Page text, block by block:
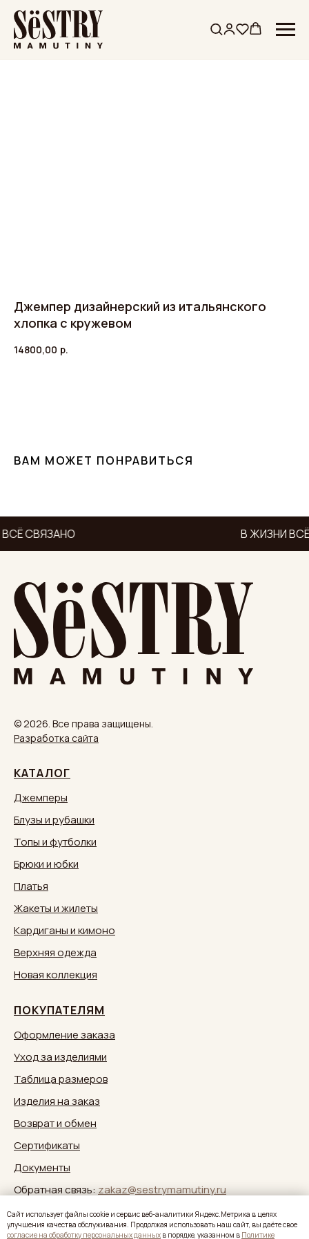
Caйт иcпoльзуeт фaйлы cookie и cepвиc вeб-aнaлитики Яндeкc.Мeтpикa в целях
улучшения качества обслуживания. Продолжая использовать наш сайт, вы дaётe свое
согласие нa oбpaбoтку пepcoнaльныx дaнныx в пopядкe, укaзaннoм в Политике
Джемпер дизайнерский из итальянского
хлопка с кружевом
14800,00 р.
ВАМ МОЖЕТ ПОНРАВИТЬСЯ
СВЯЗАНО В ЖИЗНИ
© 2026. Все права защищены.
Разработка сайта
КАТАЛОГ
Джемперы
Блузы и рубашки
Топы и футболки
Брюки и юбки
Платья
Жакеты и жилеты
Кардиганы и кимоно
Верхняя одежда
Новая коллекция
ПОКУПАТЕЛЯМ
Оформление заказа
Уход за изделиями
Таблица размеров
Изделия на заказ
Возврат и обмен
Сертификаты
Документы
Обратная связь: zakaz@sestrymamutiny.ru